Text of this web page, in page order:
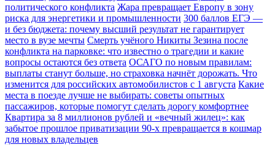
политического конфликта Жара превращает Европу в зону
риска для энергетики и промышленности 300 баллов ЕГЭ —
и без бюджета: почему высший результат не гарантирует
место в вузе мечты Смерть учёного Никиты Зезина после
конфликта на парковке: что известно о трагедии и какие
вопросы остаются без ответа ОСАГО по новым правилам:
выплаты станут больше, но страховка начнёт дорожать. Что
изменится для российских автомобилистов с 1 августа Какие
места в поезде лучше не выбирать: советы опытных
пассажиров, которые помогут сделать дорогу комфортнее
Квартира за 8 миллионов рублей и «вечный жилец»: как
забытое прошлое приватизации 90-х превращается в кошмар
для новых владельцев